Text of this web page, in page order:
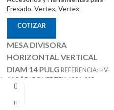
Fresado, Vertex, Vertex
COTIZAR
MESA DIVISORA
HORIZONTAL VERTICAL
DIAM 14 PULG REFERENCIA: HV-
14 CÓDIGO VERTEX: 1001-005
OPCIONALES: